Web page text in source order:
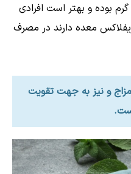
بوده و بهتر است افرادی
معده دارند در مصرف
و نیز به جهت تقویت